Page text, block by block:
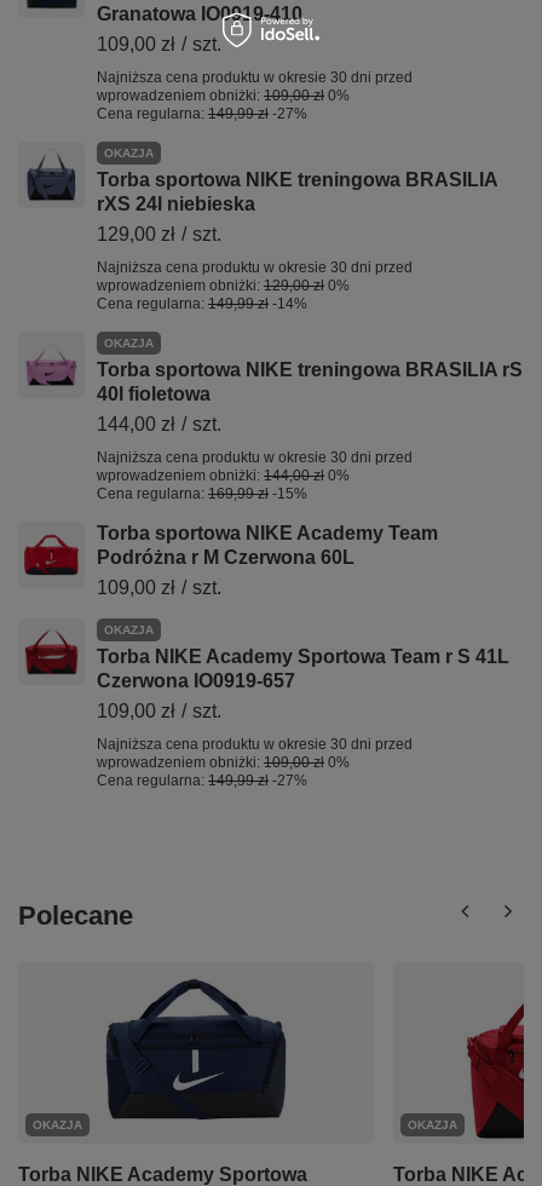
Granatowa IO0919-410
109,00 zł / szt.
Najniższa cena produktu w okresie 30 dni przed
wprowadzeniem obniżki: 109,00 zł 0%
Cena regularna: 149,99 zł -27%
OKAZJA
Torba sportowa NIKE treningowa BRASILIA
rXS 24l niebieska
129,00 zł / szt.
Najniższa cena produktu w okresie 30 dni przed
wprowadzeniem obniżki: 129,00 zł 0%
Cena regularna: 149,99 zł -14%
OKAZJA
Torba sportowa NIKE treningowa BRASILIA rS
40l fioletowa
144,00 zł / szt.
Najniższa cena produktu w okresie 30 dni przed
wprowadzeniem obniżki: 144,00 zł 0%
Cena regularna: 169,99 zł -15%
Torba sportowa NIKE Academy Team
Podróżna r M Czerwona 60L
109,00 zł / szt.
OKAZJA
Torba NIKE Academy Sportowa Team r S 41L
Czerwona IO0919-657
109,00 zł / szt.
Najniższa cena produktu w okresie 30 dni przed
wprowadzeniem obniżki: 109,00 zł 0%
Cena regularna: 149,99 zł -27%
Polecane
OKAZJA
Torba NIKE Academy Sportowa
OKAZJA
Torba NIKE